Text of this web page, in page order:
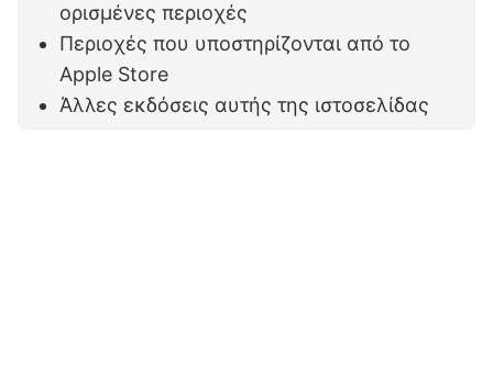
ορισμένες περιοχές
Περιοχές που υποστηρίζονται από το
Apple Store
Άλλες εκδόσεις αυτής της ιστοσελίδας